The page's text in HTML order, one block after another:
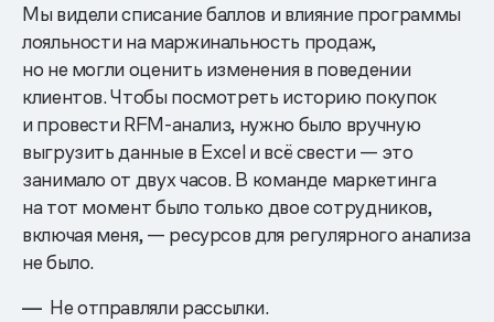
Мы видели списание баллов и влияние программы
лояльности на маржинальность продаж,
но не могли оценить изменения в поведении
клиентов. Чтобы посмотреть историю покупок
и провести RFM-анализ, нужно было вручную
выгрузить данные в Excel и всё свести — это
занимало от двух часов. В команде маркетинга
на тот момент было только двое сотрудников,
включая меня, — ресурсов для регулярного анализа
не было.
Не отправляли рассылки.